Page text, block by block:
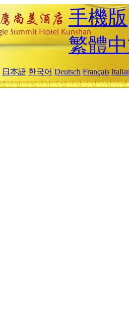
手機版
繁體
日本語 한국어 Deutsch Français